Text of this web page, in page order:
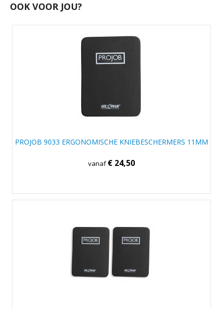
OOK VOOR JOU?
PROJOB 9033 ERGONOMISCHE KNIEBESCHERMERS 11MM
vanaf€ 24,50